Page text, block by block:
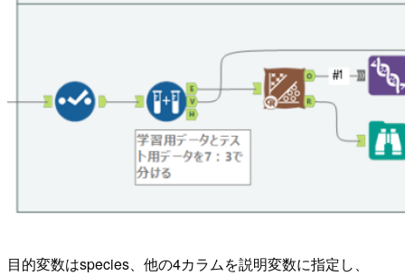
目的変数はspecies、他の4カラムを説明変数に指定し、